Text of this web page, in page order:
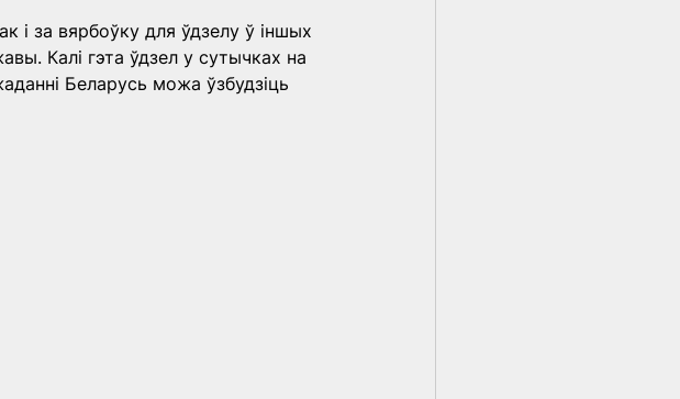
і за вярбоўку для ўдзелу ў іншых
Калі гэта ўдзел у сутычках на
Беларусь можа ўзбудзіць